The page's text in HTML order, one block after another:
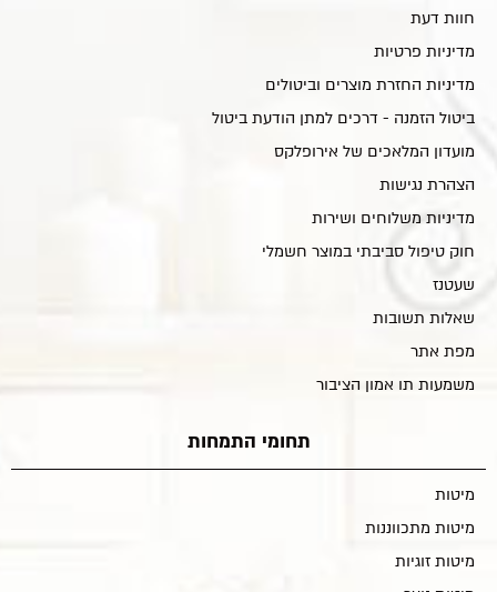
חוות דעת
מדיניות פרטיות
מדיניות החזרת מוצרים וביטולים
ביטול הזמנה - דרכים למתן הודעת ביטול
מועדון המלאכים של אירופלקס
הצהרת נגישות
מדיניות משלוחים ושירות
חוק טיפול סביבתי במוצר חשמלי
שעטנז
שאלות תשובות
מפת אתר
משמעות תו אמון הציבור
תחומי התמחות
מיטות
מיטות מתכווננות
מיטות זוגיות